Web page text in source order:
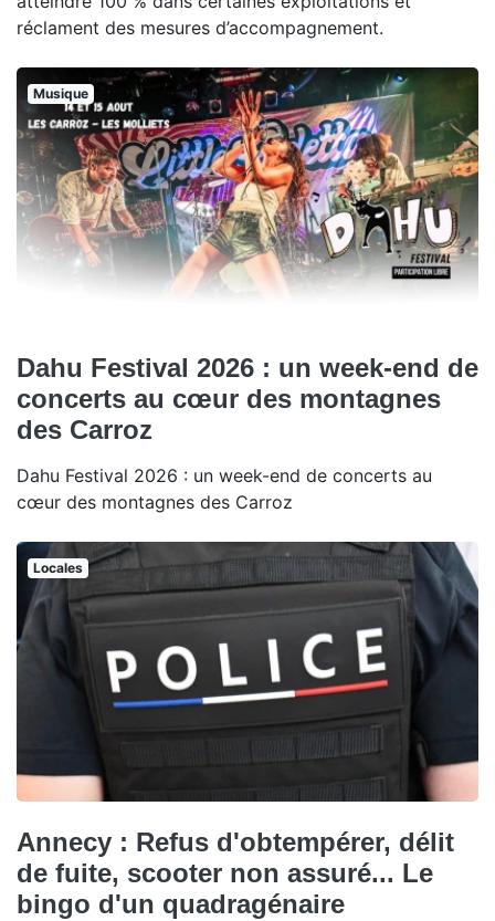
réclament des mesures d’accompagnement.
Musique
Dahu Festival 2026 : un week-end de
concerts au cœur des montagnes
des Carroz
Dahu Festival 2026 : un week-end de concerts au
cœur des montagnes des Carroz
Locales
Annecy : Refus d'obtempérer, délit
de fuite, scooter non assuré... Le
bingo d'un quadragénaire